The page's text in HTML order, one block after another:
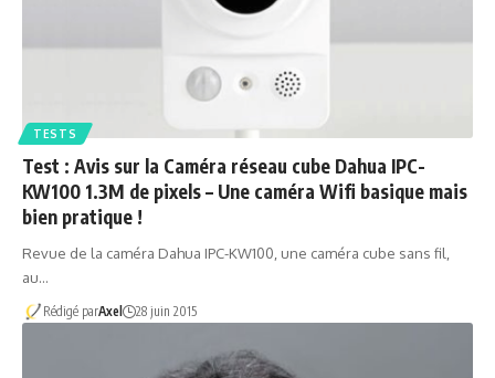
TESTS
Test : Avis sur la Caméra réseau cube Dahua IPC-
KW100 1.3M de pixels – Une caméra Wifi basique mais
bien pratique !
Revue de la caméra Dahua IPC-KW100, une caméra cube sans fil,
au…
Rédigé parAxel 28 juin 2015